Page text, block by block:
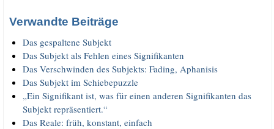
Verwandte Beiträge
Das gespal­te­ne Subjekt
Das Sub­jekt als Feh­len eines Signifikanten
Das Ver­schwin­den des Sub­jekts: Fading, Aphanisis
Das Sub­jekt im Schiebepuzzle
„Ein Signi­fi­kant ist, was für einen ande­ren Signi­fi­kan­ten das
Sub­jekt repräsentiert.“
Das Rea­le: früh, kon­stant, einfach